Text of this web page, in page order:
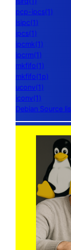
pcp-ipcs(1)
lsipc(1)
ipcs(1)
ipcmk(1)
ipcrm(1)
mkfifo(1)
mkfifo(1p)
uconv(1)
iconv(1)
Debian Source